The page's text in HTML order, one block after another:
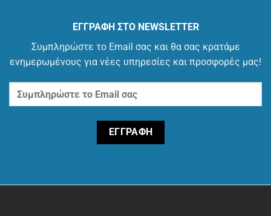
ΕΓΓΡΑΦΗ ΣΤΟ NEWSLETTER
Συμπληρώστε το Email σας και θα σας κρατάμε
ενημερωμένους για νέες υπηρεσίες και προσφορές μας!